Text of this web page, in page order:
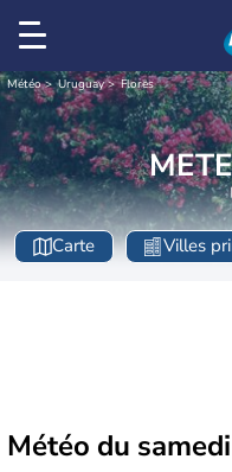
Météo Uruguay Flores
Carte Villes
Météo du